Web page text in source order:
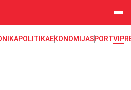
POLITIKAEKONOMIJASPORTVIP